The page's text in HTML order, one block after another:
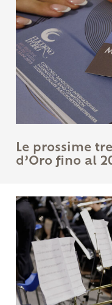
Le prossime
d’Oro fino al